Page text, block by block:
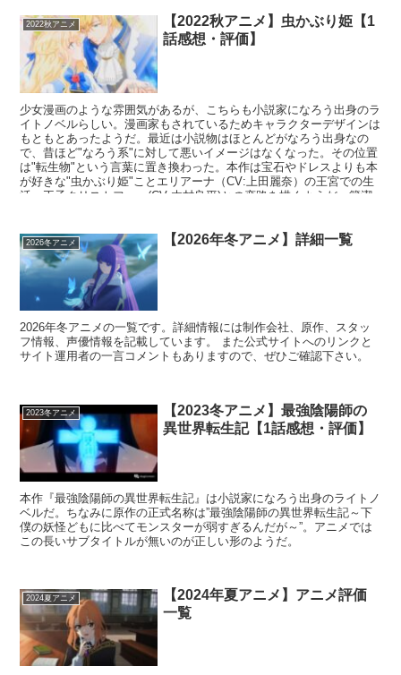
2022秋アニメ
【2022秋アニメ】虫かぶり姫【1
話感想・評価】
少女漫画のような雰囲気があるが、こちらも小説家になろう出身のラ
イトノベルらしい。漫画家もされているためキャラクターデザインは
もともとあったようだ。最近は小説物はほとんどがなろう出身なの
で、昔ほど"なろう系"に対して悪いイメージはなくなった。その位置
は"転生物"という言葉に置き換わった。本作は宝石やドレスよりも本
が好きな"虫かぶり姫"ことエリアーナ（CV:上田麗奈）の王宮での生
活、王子クリストファー(CV:木村良平)との恋路を描くようだ。簡潔
着く女性は少ないだろうが、、、
2026冬アニメ 【2026年冬アニメ】詳細一覧
2026年冬アニメの一覧です。詳細情報には制作会社、原作、スタッ
フ情報、声優情報を記載しています。 また公式サイトへのリンクと
サイト運用者の一言コメントもありますので、ぜひご確認下さい。
2023冬アニメ
【2023冬アニメ】最強陰陽師の
異世界転生記【1話感想・評価】
本作『最強陰陽師の異世界転生記』は小説家になろう出身のライトノ
ベルだ。ちなみに原作の正式名称は”最強陰陽師の異世界転生記～下
僕の妖怪どもに比べてモンスターが弱すぎるんだが～”。アニメでは
この長いサブタイトルが無いのが正しい形のようだ。
2024夏アニメ
【2024年夏アニメ】アニメ評価
一覧